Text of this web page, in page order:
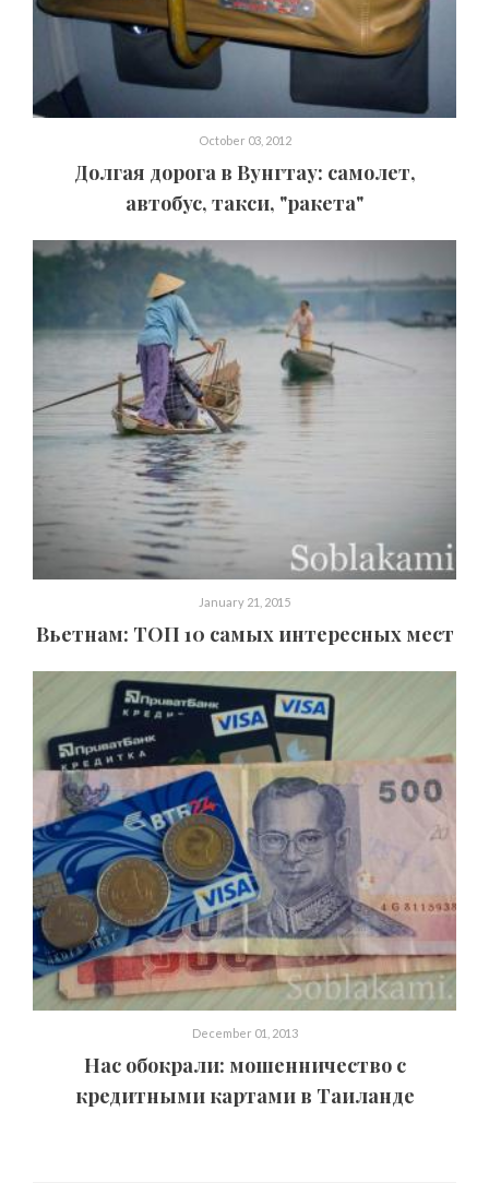
October 03, 2012
Долгая дорога в Вунгтау: самолет,
автобус, такси, "ракета"
January 21, 2015
Вьетнам: ТОП 10 самых интересных мест
December 01, 2013
Нас обокрали: мошенничество с
кредитными картами в Таиланде